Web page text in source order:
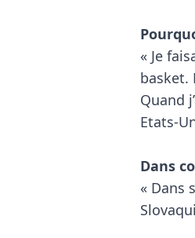
« Je
basket.
Quand
Etats-
Dans
« Dans